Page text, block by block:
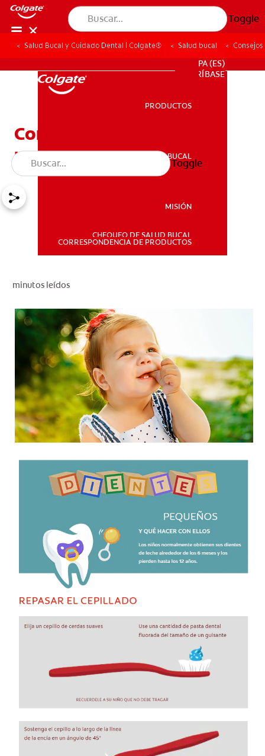
Toggle
SALUD BUCAL
PA (ES)
SUSCRÍBASE
PA (ES)
SUSCRÍBASE
PRODUCTOS
SALUD BUCAL
MISIÓN
CHEQUEO DE SALUD BUCAL
CORRESPONDENCIA DE PRODUCTOS
Toggle
Salud Bucal y Cuidado Dental | Colgate® Salud bucal
Consejos de Salud bucal
para Niños
minutos leídos